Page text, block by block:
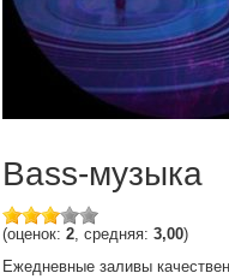
Bass-музыка
(оценок:2, средняя:3,00)
Ежедневные заливы